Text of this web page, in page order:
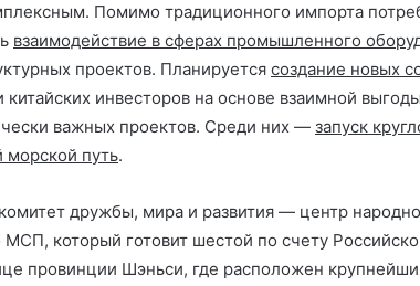
Помимо традиционного импорта
взаимодействие в сферах промышленного
проектов. Планируется создание новых
китайских инвесторов на основе взаимной
важных проектов. Среди них — запуск
путь.
дружбы, мира и развития — центр
МСП, который готовит шестой по счету
провинции Шэньси, где расположен